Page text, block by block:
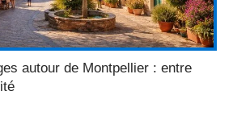
autour de Montpellier : entre